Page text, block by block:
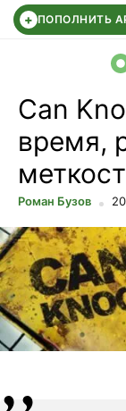
+ ПОПОЛНИТЬ
СБЕР
Can
время,
Роман Бузов